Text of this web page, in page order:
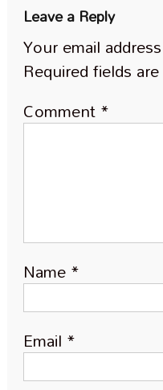
Leave a Reply
Your email
Required fields
Comment*
Name*
Email *